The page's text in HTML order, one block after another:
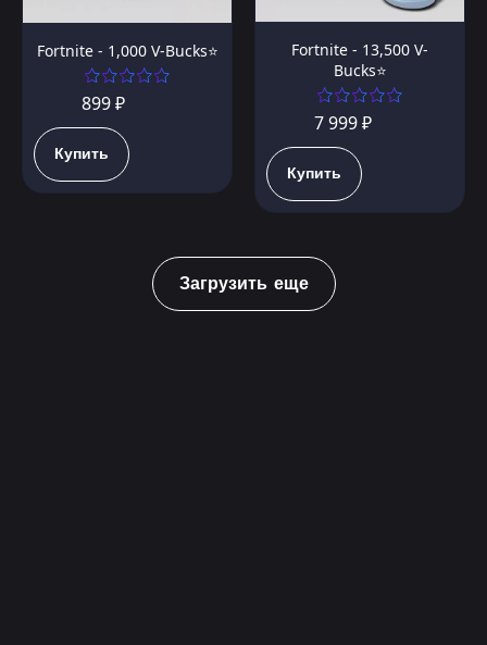
Fortnite - 1,000 V-Bucks⭐️
899 ₽
Купить
Fortnite - 13,500 V-
Bucks⭐️
7 999 ₽
Купить
Загрузить еще